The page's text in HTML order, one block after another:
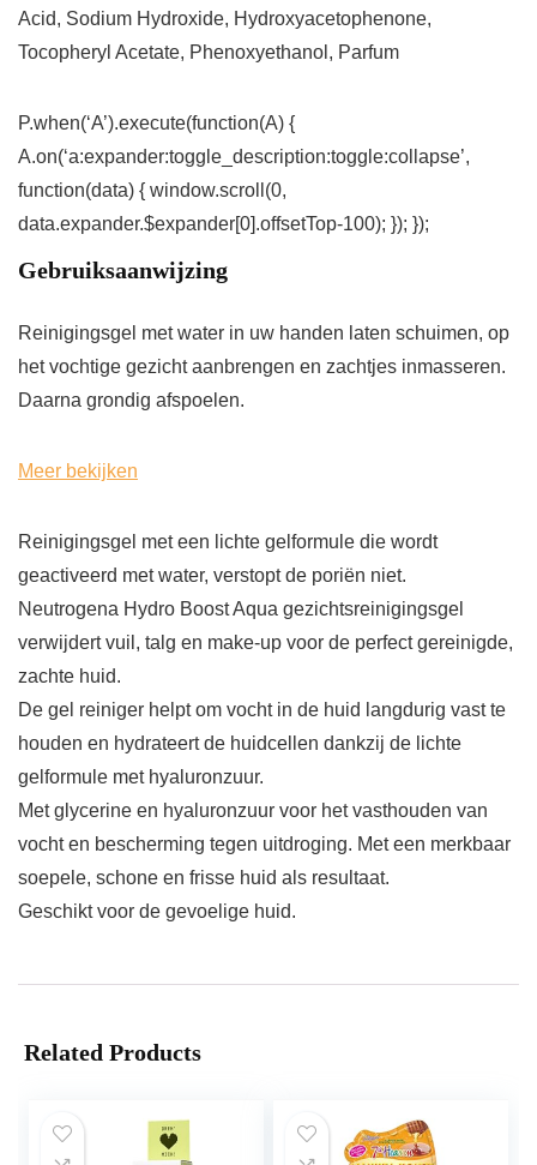
Acid, Sodium Hydroxide, Hydroxyacetophenone,
Tocopheryl Acetate, Phenoxyethanol, Parfum
P.when(‘A’).execute(function(A) {
A.on(‘a:expander:toggle_description:toggle:collapse’,
function(data) { window.scroll(0,
data.expander.$expander[0].offsetTop-100); }); });
Gebruiksaanwijzing
Reinigingsgel met water in uw handen laten schuimen, op
het vochtige gezicht aanbrengen en zachtjes inmasseren.
Daarna grondig afspoelen.
Meer bekijken
Reinigingsgel met een lichte gelformule die wordt
geactiveerd met water, verstopt de poriën niet.
Neutrogena Hydro Boost Aqua gezichtsreinigingsgel
verwijdert vuil, talg en make-up voor de perfect gereinigde,
zachte huid.
De gel reiniger helpt om vocht in de huid langdurig vast te
houden en hydrateert de huidcellen dankzij de lichte
gelformule met hyaluronzuur.
Met glycerine en hyaluronzuur voor het vasthouden van
vocht en bescherming tegen uitdroging. Met een merkbaar
soepele, schone en frisse huid als resultaat.
Geschikt voor de gevoelige huid.
Related Products